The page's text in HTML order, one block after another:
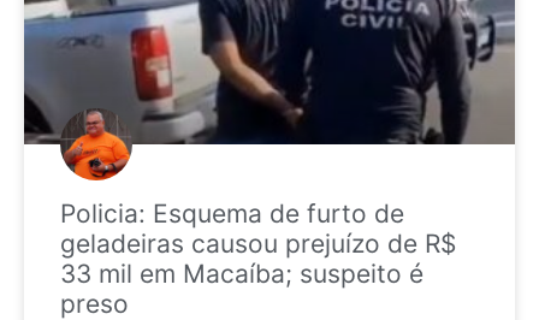
Policia: Esquema de furto de
geladeiras causou prejuízo de R$
33 mil em Macaíba; suspeito é
preso